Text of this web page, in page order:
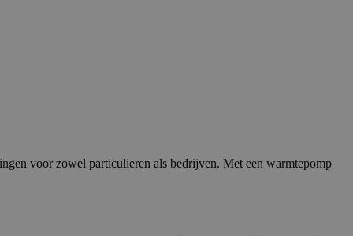
voor zowel particulieren als bedrijven. Met een warmtepomp